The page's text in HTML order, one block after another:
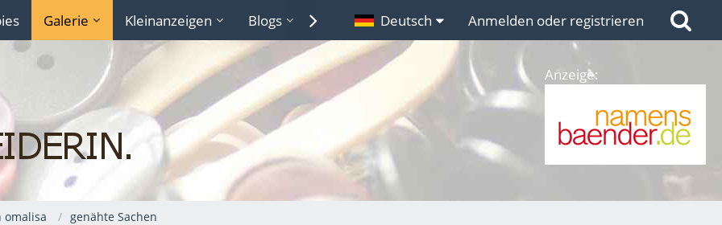
Galerie Kleinanzeigen Blogs Lexikon Links
Deutsch Anmelden oder registrieren
Anzeige:
omalisa genähte Sachen